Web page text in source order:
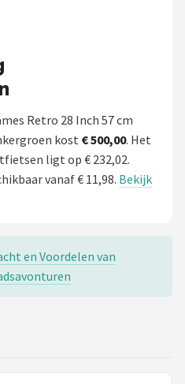
Retro 28 Inch 57 cm
kost € 500,00. Het
ligt op € 232,02.
vanaf € 11,98. Bekijk
en Voordelen van